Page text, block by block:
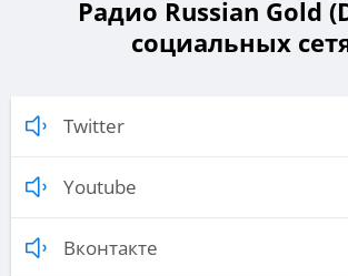
Радио Russian Gold
социальных
Twitter
Youtube
Вконтакте